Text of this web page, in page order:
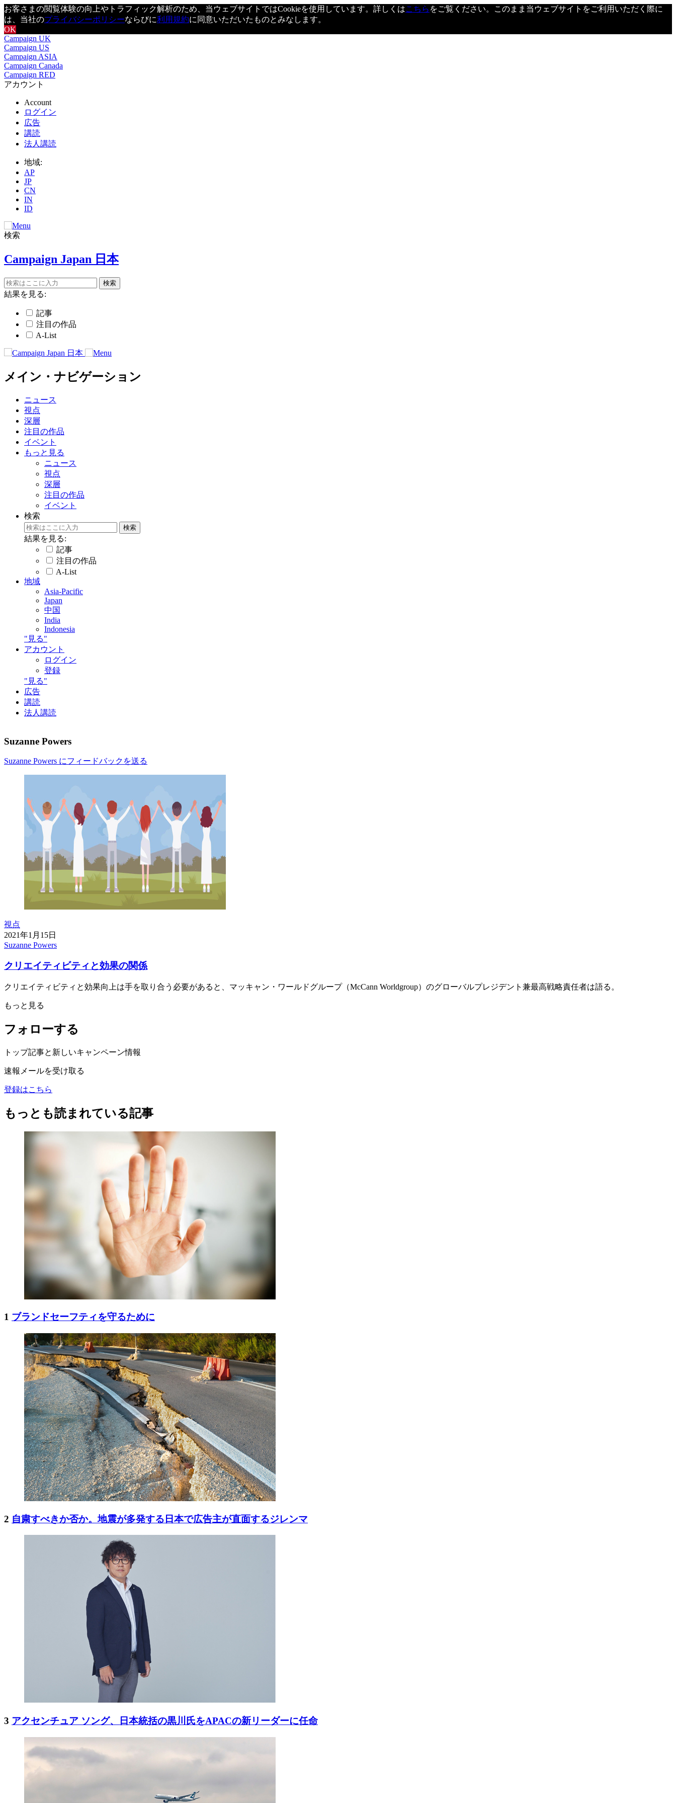
お客さまの閲覧体験の向上やトラフィック解析のため、当ウェブサイトではCookieを使用しています。詳しくはこちら をご覧ください。このまま当ウェブサイトをご利用いただく際に
は、当社のプライバシーポリシーならびに利用規約に同意いただいたものとみなします。
OK
Campaign UK
Campaign US
Campaign ASIA
Campaign Canada
Campaign RED
アカウント
Account
ログイン
広告
講読
法人講読
地域:
AP
JP
CN
IN
ID
検索
Campaign Japan 日本
結果を見る:
記事
注目の作品
A-List
メイン・ナビゲーション
ニュース
視点
深層
注目の作品
イベント
もっと見る
ニュース
視点
深層
注目の作品
イベント
検索
結果を見る:
記事
注目の作品
A-List
地域
Asia-Pacific
Japan
中国
India
Indonesia
"見る"
アカウント
ログイン
登録
"見る"
広告
講読
法人講読
Suzanne Powers
Suzanne Powers にフィードバックを送る
視点
2021年1月15日
Suzanne Powers
クリエイティビティと効果の関係
クリエイティビティと効果向上は手を取り合う必要があると、マッキャン・ワールドグループ（McCann Worldgroup）のグローバルプレジデント兼最高戦略責任者は語る。
もっと見る
フォローする
トップ記事と新しいキャンペーン情報
速報メールを受け取る
登録はこちら
もっとも読まれている記事
1 ブランドセーフティを守るために
2 自粛すべきか否か。地震が多発する日本で広告主が直面するジレンマ
3 アクセンチュア ソング、日本統括の黒川氏をAPACの新リーダーに任命